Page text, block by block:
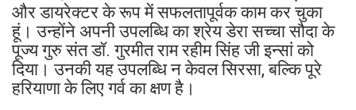
और डायरेक्टर के रूप में सफलतापूर्वक काम कर चुका
हूं। उन्होंने अपनी उपलब्धि का श्रेय डेरा सच्चा सौदा के
पूज्य गुरु संत डॉ. गुरमीत राम रहीम सिंह जी इन्सां को
दिया। उनकी यह उपलब्धि न केवल सिरसा, बल्कि पूरे
हरियाणा के लिए गर्व का क्षण है।